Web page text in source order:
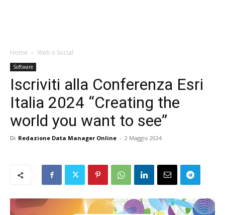
Home Web e Social
Software
Iscriviti alla Conferenza Esri
Italia 2024 “Creating the
world you want to see”
Di Redazione Data Manager Online - 2 Maggio 2024